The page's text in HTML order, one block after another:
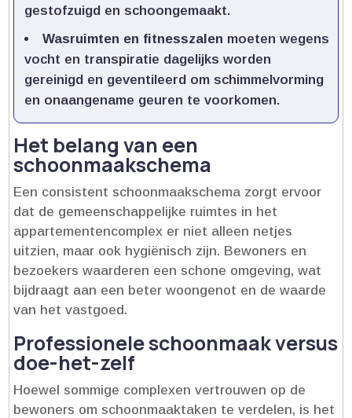
gestofzuigd en schoongemaakt.​
Wasruimten en fitnesszalen moeten wegens
vocht en transpiratie dagelijks worden
gereinigd en geventileerd om schimmelvorming
en onaangename geuren te voorkomen.​
Het belang van een
schoonmaakschema
Een consistent schoonmaakschema zorgt ervoor
dat de gemeenschappelijke ruimtes in het
appartementencomplex er niet alleen netjes
uitzien, maar ook hygiënisch zijn.​ Bewoners en
bezoekers waarderen een schone omgeving, wat
bijdraagt aan een beter woongenot en de waarde
van het vastgoed.​
Professionele schoonmaak versus
doe-het-zelf
Hoewel sommige complexen vertrouwen op de
bewoners om schoonmaaktaken te verdelen, is het